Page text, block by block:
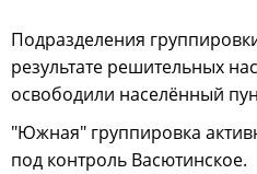
Подразделения
результате решительных
освободили населённый
"Южная" группировка
под контроль Васютинское.